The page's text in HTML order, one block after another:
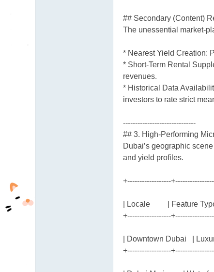
## Secondary (Content)
The unessential market-
* Nearest Yield Creation:
* Short-Term Rental
revenues.
* Historical Data
investors to rate strict
------------------------------
## 3. High-Performing
Dubai’s geographic
and yield profiles.
+------------------
| Locale | Feature
+------------------
| Downtown Dubai |
+------------------